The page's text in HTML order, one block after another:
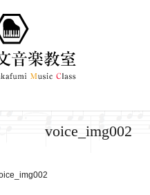
voice_img002